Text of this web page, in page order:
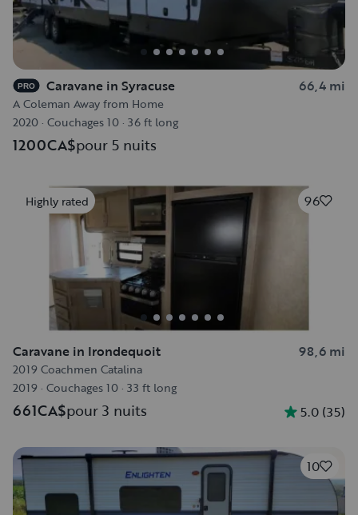
PRO Caravane in Syracuse 66,4 mi
A Coleman Away from Home
2020 · Couchages 10 · 36 ft long
1200CA$pour 5 nuits
Highly rated 96
Caravane in Irondequoit 98,6 mi
2019 Coachmen Catalina
2019 · Couchages 10 · 33 ft long
661CA$pour 3 nuits 5.0 (35)
10